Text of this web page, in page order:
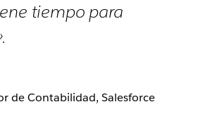
tiempo para
de Contabilidad, Salesforce